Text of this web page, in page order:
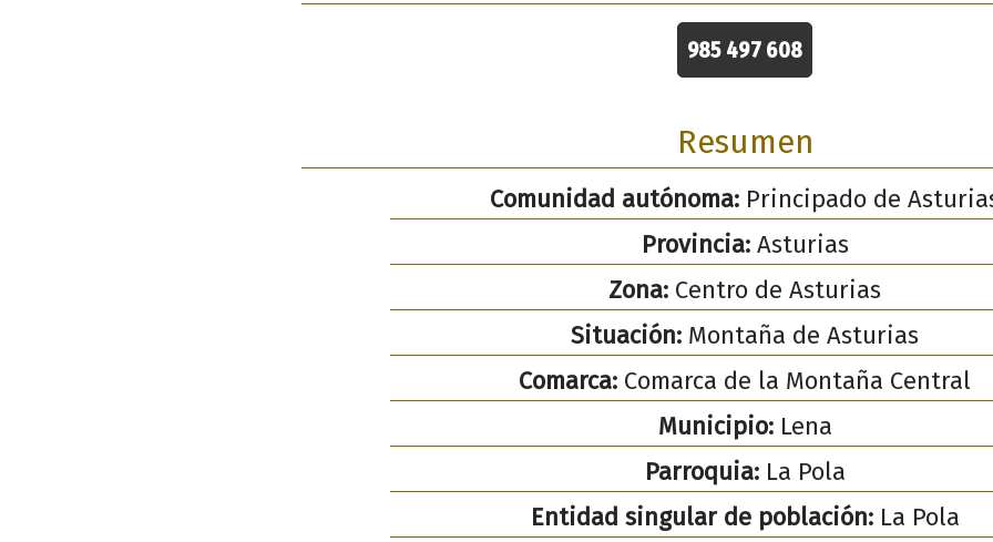
985 497 608
Resumen
Comunidad autónoma: Principado de
Provincia:Asturias
Zona: Centro de Asturias
Situación: Montaña de Asturias
Comarca: Comarca de la Montaña Central
Municipio:Lena
Parroquia:La Pola
Entidad singular de población:La Pola